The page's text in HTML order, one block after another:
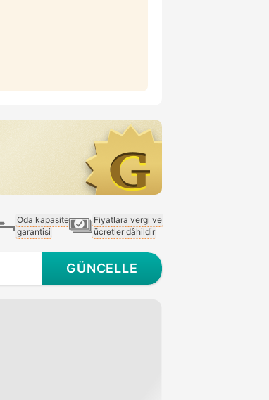
Oda kapasite
garantisi
Fiyatlara vergi ve
ücretler dâhildir
GÜNCELLE